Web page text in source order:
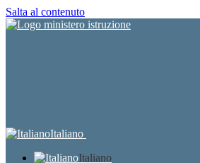
Salta al contenuto
Italiano
Italiano